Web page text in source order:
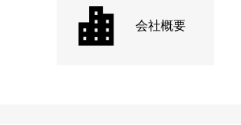
会社概要